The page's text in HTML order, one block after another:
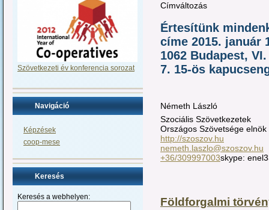
Szövetkezeti év konferencia sorozat
Navigáció
Képzések
coop-mese
Keresés
Keresés a webhelyen:
Címváltozás
Értesítünk
címe 2015. január
1062 Budapest,
7. 15-ös
Németh László
Szociális Szövetkezetek
Országos Szövetsége elnök
http://szoszov.hu
nemeth.laszlo@szoszov.hu
+36/309997003skype:
Földforgalmi